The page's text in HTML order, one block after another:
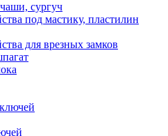
сургуч
под мастику, пластилин
для врезных замков